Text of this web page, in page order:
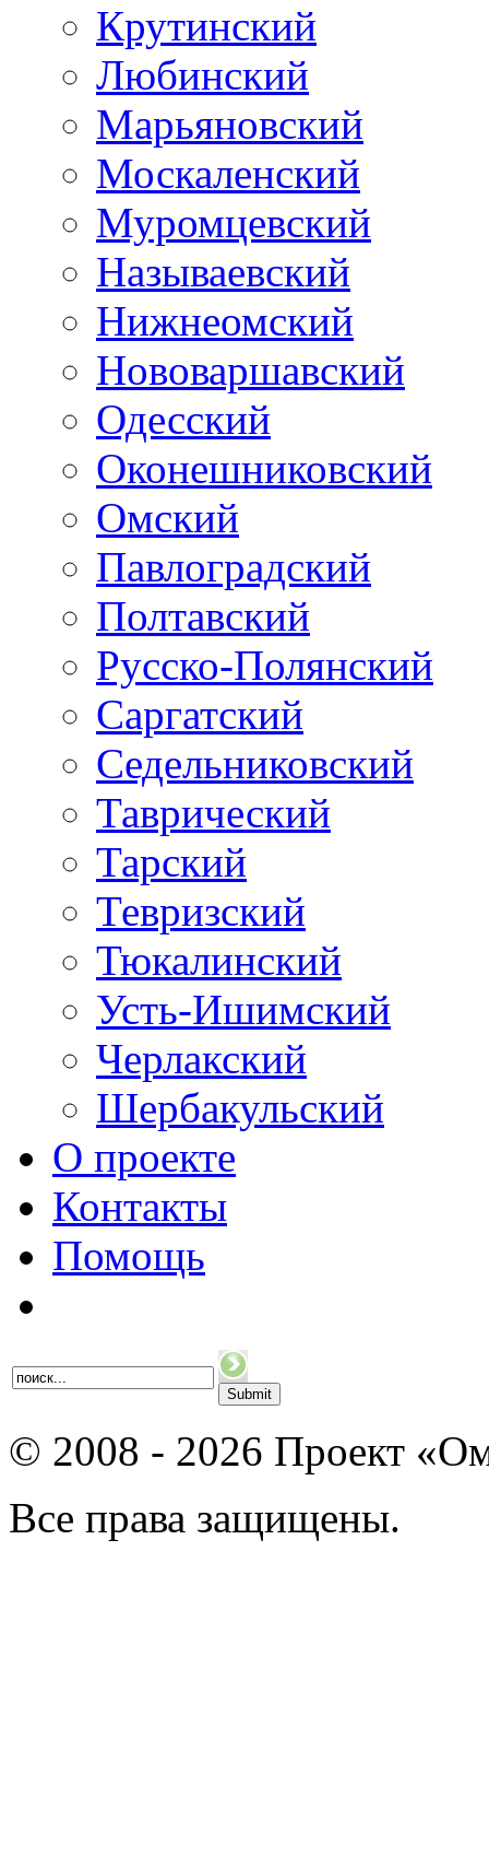
Крутинский
Любинский
Марьяновский
Москаленский
Муромцевский
Называевский
Нижнеомский
Нововаршавский
Одесский
Оконешниковский
Омский
Павлоградский
Полтавский
Русско-Полянский
Саргатский
Седельниковский
Таврический
Тарский
Тевризский
Тюкалинский
Усть-Ишимский
Черлакский
Шербакульский
О проекте
Контакты
Помощь
© 2008 - 2026 Проект
Все права защищены.